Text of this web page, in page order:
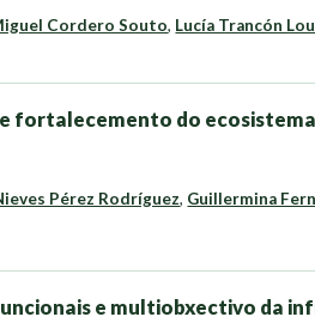
Cordero Souto, Lucía Trancón
fortalecemento do
Pérez Rodríguez, Guillermina
e multiobxectivo da